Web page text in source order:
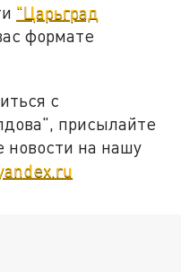
"Царьград
формате
с
присылайте
новости на нашу